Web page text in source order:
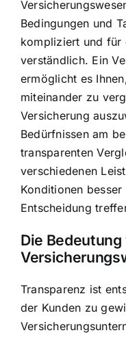
Bedingungen und
kompliziert und für
verständlich. Ein
ermöglicht es
miteinander zu
Versicherung
Bedürfnissen am
transparenten
verschiedenen
Konditionen
Entscheidung
Die
Transparenz ist
der Kunden zu